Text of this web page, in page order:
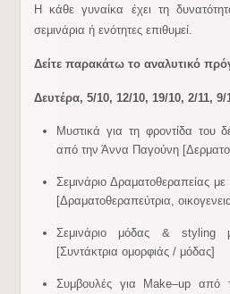
Η κάθε γυναίκα έχει τη
σεμινάρια ή ενότητες επιθυμεί.
Δείτε παρακάτω το αναλυτικό
Δευτέρα, 5/10, 12/10, 19/10, 2/11, 9/
Μυστικά για τη φροντίδα του
από την Άννα Παγούνη
Σεμινάριο Δραματοθεραπείας
[Δραματοθεραπεύτρια,
Σεμινάριο μόδας & styling
[Συντάκτρια ομορφιάς / μόδας]
Συμβουλές για Make–up από